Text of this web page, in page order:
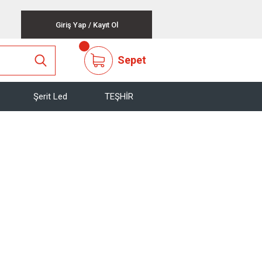
Giriş Yap / Kayıt Ol
Sepet
Şerit Led TEŞHİR